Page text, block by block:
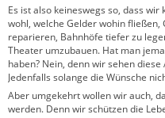
Es ist also keineswegs so, dass
wohl, welche Gelder wohin
reparieren, Bahnhöfe tiefer zu
Theater umzubauen. Hat man
haben? Nein, denn wir sehen
Jedenfalls solange die Wünsche
Aber umgekehrt wollen wir auch,
werden. Denn wir schützen die